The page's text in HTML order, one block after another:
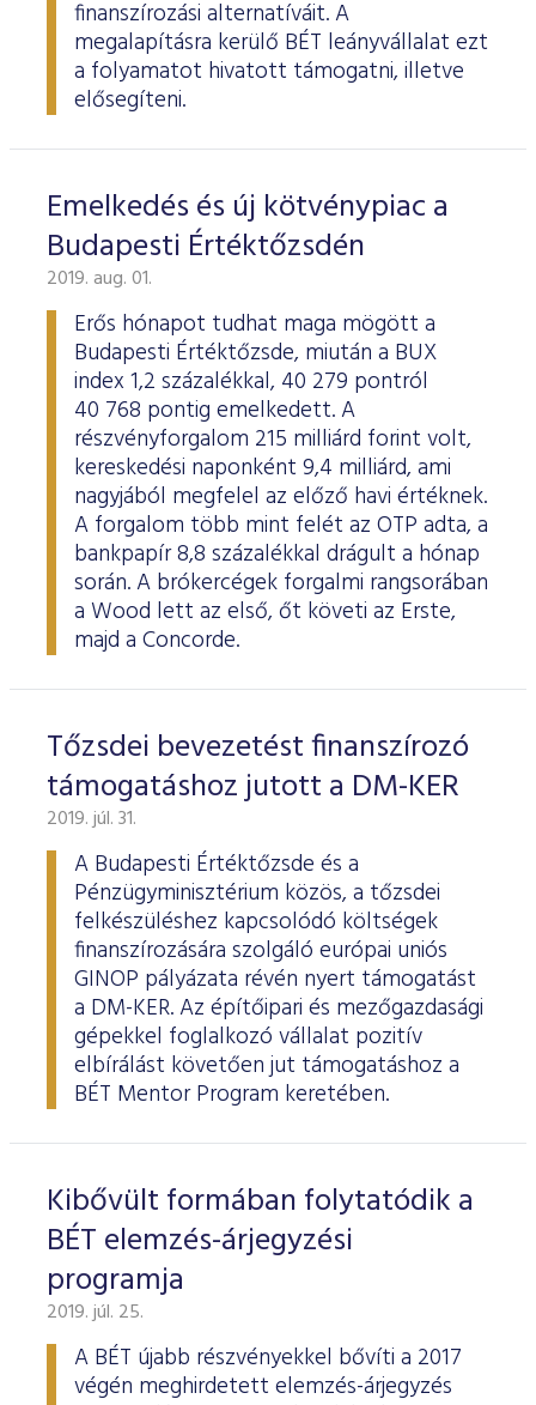
finanszírozási alternatíváit. A
megalapításra kerülő BÉT leányvállalat ezt
a folyamatot hivatott támogatni, illetve
elősegíteni.
Emelkedés és új kötvénypiac a
Budapesti Értéktőzsdén
2019. aug. 01.
Erős hónapot tudhat maga mögött a
Budapesti Értéktőzsde, miután a BUX
index 1,2 százalékkal, 40 279 pontról
40 768 pontig emelkedett. A
részvényforgalom 215 milliárd forint volt,
kereskedési naponként 9,4 milliárd, ami
nagyjából megfelel az előző havi értéknek.
A forgalom több mint felét az OTP adta, a
bankpapír 8,8 százalékkal drágult a hónap
során. A brókercégek forgalmi rangsorában
a Wood lett az első, őt követi az Erste,
majd a Concorde.
Tőzsdei bevezetést finanszírozó
támogatáshoz jutott a DM-KER
2019. júl. 31.
A Budapesti Értéktőzsde és a
Pénzügyminisztérium közös, a tőzsdei
felkészüléshez kapcsolódó költségek
finanszírozására szolgáló európai uniós
GINOP pályázata révén nyert támogatást
a DM-KER. Az építőipari és mezőgazdasági
gépekkel foglalkozó vállalat pozitív
elbírálást követően jut támogatáshoz a
BÉT Mentor Program keretében.
Kibővült formában folytatódik a
BÉT elemzés-árjegyzési
programja
2019. júl. 25.
A BÉT újabb részvényekkel bővíti a 2017
végén meghirdetett elemzés-árjegyzés